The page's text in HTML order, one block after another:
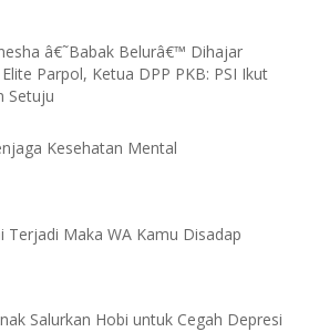
â€˜Babak Belurâ€™ Dihajar
Parpol, Ketua DPP PKB: PSI Ikut
Setuju
Kesehatan Mental
Terjadi Maka WA Kamu Disadap
Salurkan Hobi untuk Cegah Depresi